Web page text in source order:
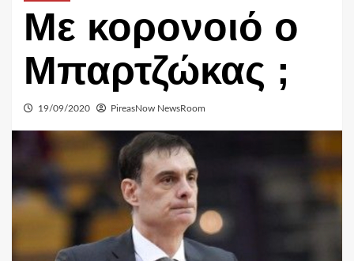
Με κορονοιό ο
Μπαρτζώκας ;
19/09/2020 PireasNow NewsRoom